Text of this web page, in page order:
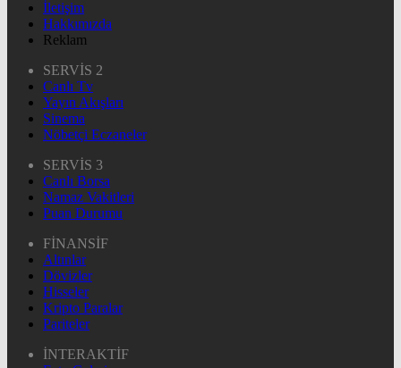
İletişim
Hakkımızda
Reklam
SERVİS 2
Canlı Tv
Yayın Akışları
Sinema
Nöbetçi Eczaneler
SERVİS 3
Canlı Borsa
Namaz Vakitleri
Puan Durumu
FİNANSİF
Altınlar
Dövizler
Hisseler
Kripto Paralar
Pariteler
İNTERAKTİF